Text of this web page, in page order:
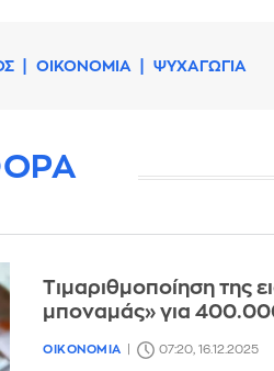
ΟΙΚΟΝΟΜΙΑ ΨΥΧΑΓΩΓΙΑ
Τιμαριθμοποίηση της
μποναμάς» για
ΟΙΚΟΝΟΜΙΑ 07:20, 16.12.2025